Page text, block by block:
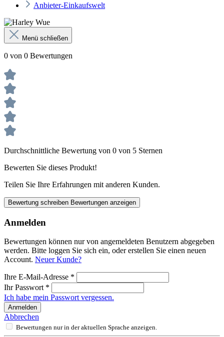
Anbieter-Einkaufswelt
Menü schließen
0 von 0 Bewertungen
Durchschnittliche Bewertung von 0 von 5 Sternen
Bewerten Sie dieses Produkt!
Teilen Sie Ihre Erfahrungen mit anderen Kunden.
Bewertung schreiben Bewertungen anzeigen
Anmelden
Bewertungen können nur von angemeldeten Benutzern abgegeben
werden. Bitte loggen Sie sich ein, oder erstellen Sie einen neuen
Account. Neuer Kunde?
Ihre E-Mail-Adresse *
Ihr Passwort *
Ich habe mein Passwort vergessen.
Anmelden
Abbrechen
Bewertungen nur in der aktuellen Sprache anzeigen.